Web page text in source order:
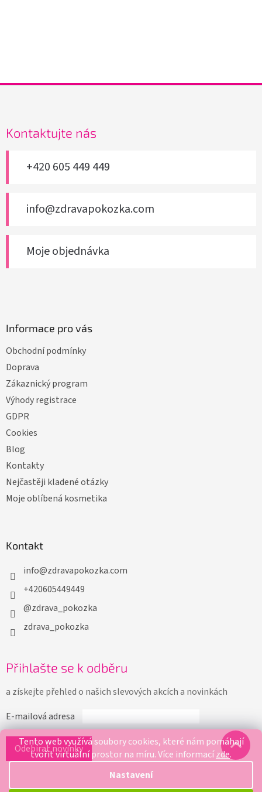
Tento web využívá soubory cookies, které nám pomáhají
tvořit virtuální prostor na míru.Více informacízde.
Nastavení
Kontaktujte nás
+420 605 449 449
info@zdravapokozka.com
Moje objednávka
Informace pro vás
Obchodní podmínky
Doprava
Zákaznický program
Výhody registrace
GDPR
Cookies
Blog
Kontakty
Nejčastěji kladené otázky
Moje oblíbená kosmetika
Kontakt
info@zdravapokozka.com
+420605449449
@zdrava_pokozka
zdrava_pokozka
Přihlašte se k odběru
a získejte přehled o našich slevových akcích a novinkách
E-mailová adresa